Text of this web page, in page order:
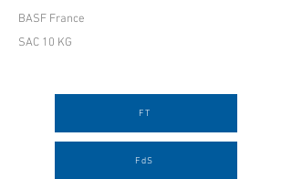
BASF France
SAC 10 KG
FT
FdS